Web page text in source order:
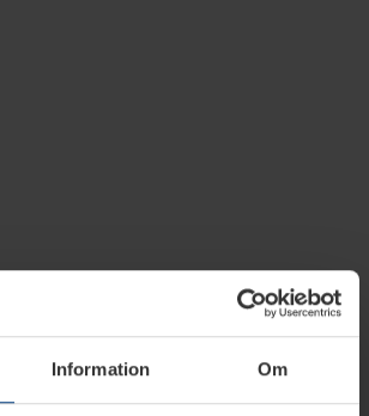
Information Om